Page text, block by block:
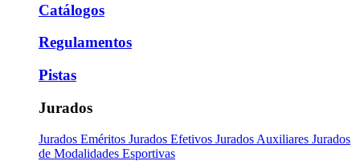
Catálogos
Regulamentos
Pistas
Jurados
Jurados Eméritos Jurados Efetivos Jurados Auxiliares Jurados
de Modalidades Esportivas